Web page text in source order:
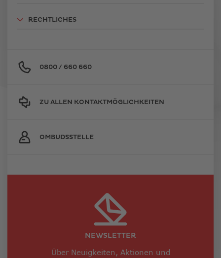
RECHTLICHES
0800 / 660 660
ZU ALLEN KONTAKTMÖGLICHKEITEN
OMBUDSSTELLE
NEWSLETTER
Über Neuigkeiten, Aktionen und